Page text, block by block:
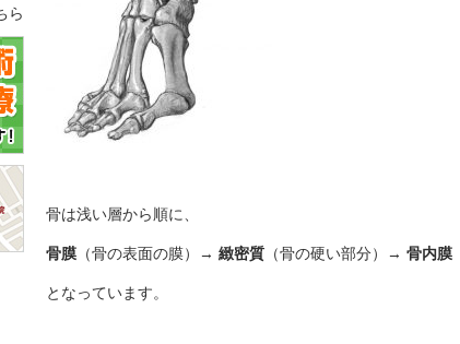
骨は浅い層から順に、
骨膜 （骨の表面の膜）→ 緻密質 （骨の硬い部分）→ 骨内膜
となっています。
ら